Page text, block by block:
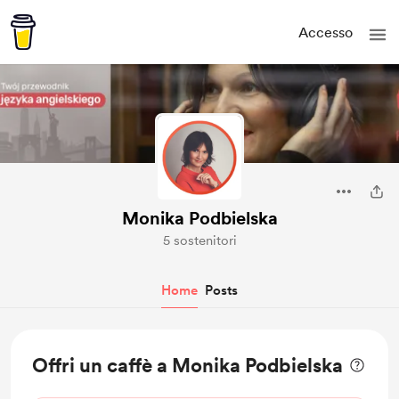
Accesso
Monika Podbielska
5 sostenitori
Home Posts
Offri un caffè a Monika Podbielska